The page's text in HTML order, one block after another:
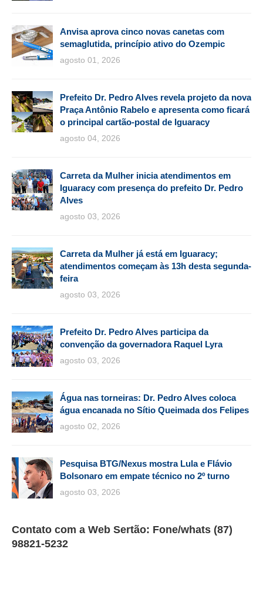
Anvisa aprova cinco novas canetas com
semaglutida, princípio ativo do Ozempic
agosto 01, 2026
Prefeito Dr. Pedro Alves revela projeto da nova
Praça Antônio Rabelo e apresenta como ficará
o principal cartão-postal de Iguaracy
agosto 04, 2026
Carreta da Mulher inicia atendimentos em
Iguaracy com presença do prefeito Dr. Pedro
Alves
agosto 03, 2026
Carreta da Mulher já está em Iguaracy;
atendimentos começam às 13h desta segunda-
feira
agosto 03, 2026
Prefeito Dr. Pedro Alves participa da
convenção da governadora Raquel Lyra
agosto 03, 2026
Água nas torneiras: Dr. Pedro Alves coloca
água encanada no Sítio Queimada dos Felipes
agosto 02, 2026
Pesquisa BTG/Nexus mostra Lula e Flávio
Bolsonaro em empate técnico no 2º turno
agosto 03, 2026
Contato com a Web Sertão: Fone/whats (87)
98821-5232